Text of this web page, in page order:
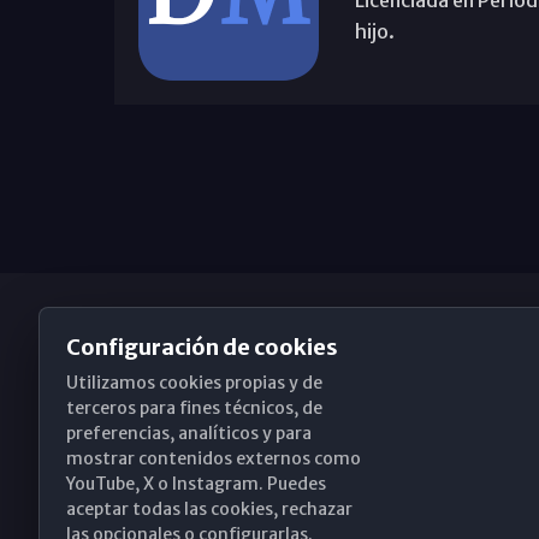
hijo.
Obispado de Málaga
Santa María, 18-20. 29015 Málaga
Configuración de cookies
Utilizamos cookies propias y de
terceros para fines técnicos, de
preferencias, analíticos y para
mostrar contenidos externos como
YouTube, X o Instagram. Puedes
aceptar todas las cookies, rechazar
las opcionales o configurarlas.